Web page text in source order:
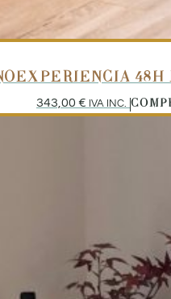
48H
343,00 € IVA INC.